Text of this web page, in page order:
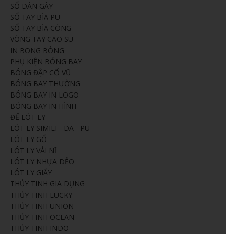
SỔ DÁN GÁY
SỔ TAY BÌA PU
SỔ TAY BÌA CÒNG
VÒNG TAY CAO SU
IN BONG BÓNG
PHỤ KIỆN BÓNG BAY
BÓNG ĐẬP CỔ VŨ
BÓNG BAY THƯỜNG
BÓNG BAY IN LOGO
BÓNG BAY IN HÌNH
ĐẾ LÓT LY
LÓT LY SIMILI - DA - PU
LÓT LY GỔ
LÓT LY VẢI NĨ
LÓT LY NHỰA DẺO
LÓT LY GIẤY
THỦY TINH GIA DỤNG
THỦY TINH LUCKY
THỦY TINH UNION
THỦY TINH OCEAN
THỦY TINH INDO